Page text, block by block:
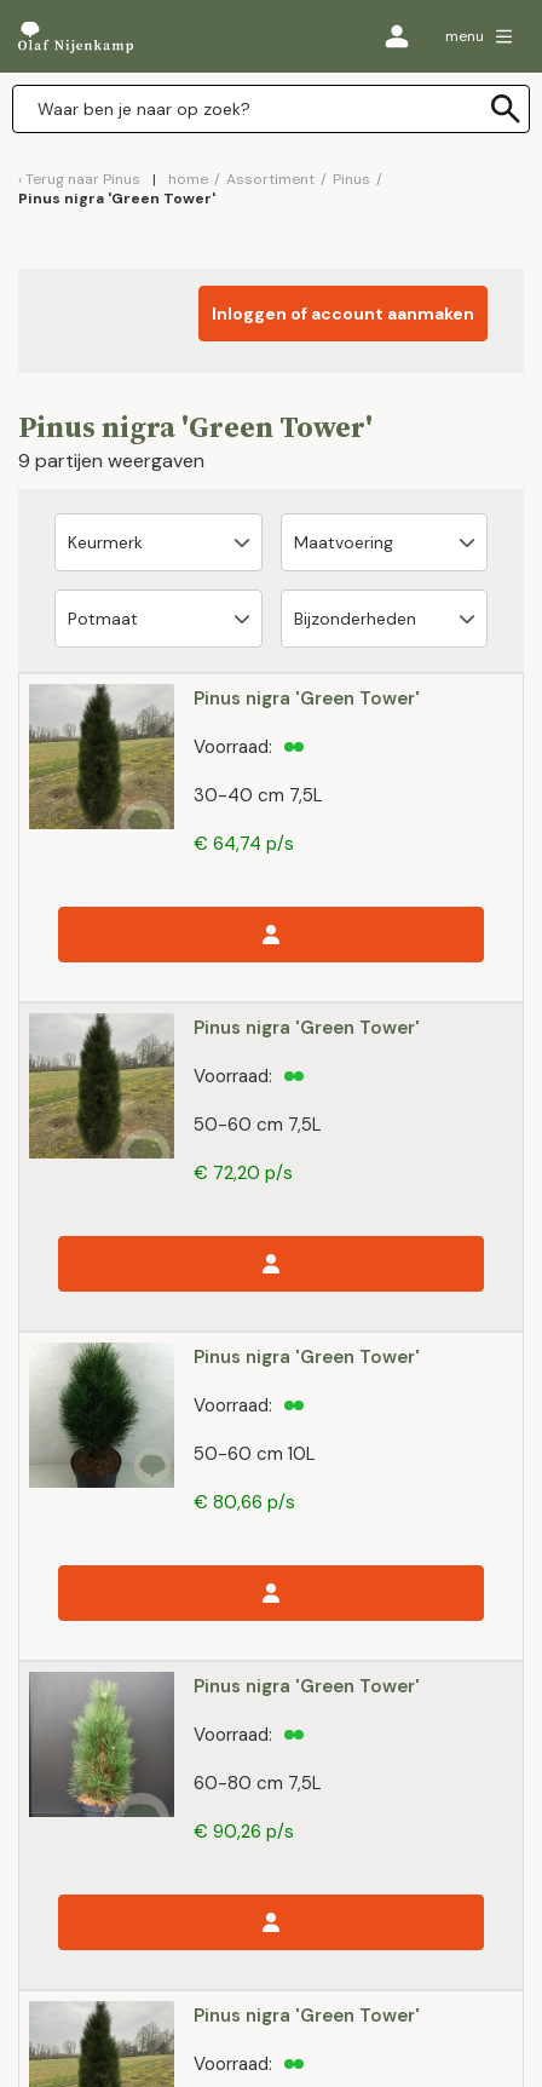
menu
Terug naar Pinus home / Assortiment / Pinus /
Pinus nigra 'Green Tower'
Inloggen of account aanmaken
Pinus nigra 'Green Tower'
9 partijen weergaven
Pinus nigra 'Green Tower'
30-40 cm 7,5L
Voorraad:
€ 64,74 p/s
Pinus nigra 'Green Tower'
50-60 cm 7,5L
Voorraad:
€ 72,20 p/s
Pinus nigra 'Green Tower'
50-60 cm 10L
Voorraad:
€ 80,66 p/s
Pinus nigra 'Green Tower'
60-80 cm 7,5L
Voorraad:
€ 90,26 p/s
Pinus nigra 'Green Tower'
Voorraad: